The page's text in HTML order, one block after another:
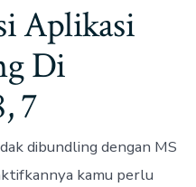
Aplikasi
Di
7
dibundling dengan MS
kamu perlu